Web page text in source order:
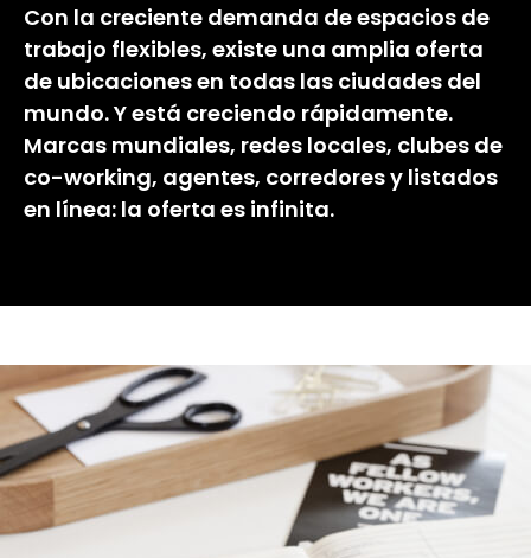
Con la creciente demanda de espacios de
trabajo flexibles, existe una amplia oferta
de ubicaciones en todas las ciudades del
mundo. Y está creciendo rápidamente.
Marcas mundiales, redes locales, clubes de
co-working, agentes, corredores y listados
en línea: la oferta es infinita.